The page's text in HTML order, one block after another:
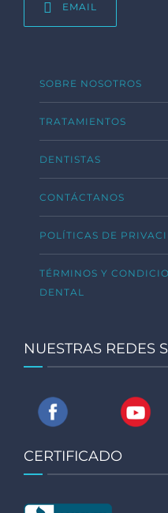
EMAIL
SOBRE NOSOTROS
TRATAMIENTOS
DENTISTAS
CONTÁCTANOS
POLÍTICAS DE
TÉRMINOS Y
DENTAL
NUESTRAS REDES
CERTIFICADO